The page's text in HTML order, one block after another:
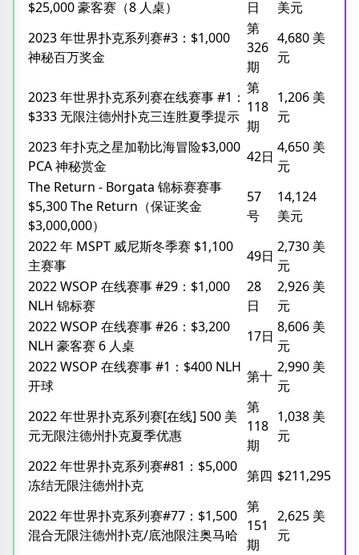
$25,000 豪客赛（8 人桌）
日
美元
2023 年世界扑克系列赛#3：$1,000
神秘百万奖金
第
326
期
4,680 美
元
2023 年世界扑克系列赛在线赛事 #1：
$333 无限注德州扑克三连胜夏季提示
第
118
期
1,206 美
元
2023 年扑克之星加勒比海冒险$3,000
PCA 神秘赏金
42日
4,650 美
元
The Return - Borgata 锦标赛赛事
$5,300 The Return（保证奖金
$3,000,000）
57
号
14,124
美元
2022 年 MSPT 威尼斯冬季赛 $1,100
主赛事
49日
2,730 美
元
2022 WSOP 在线赛事 #29：$1,000
NLH 锦标赛
28
日
2,926 美
元
2022 WSOP 在线赛事 #26：$3,200
NLH 豪客赛 6 人桌
17日
8,606 美
元
2022 WSOP 在线赛事 #1：$400 NLH
开球
第十
2,990 美
元
2022 年世界扑克系列赛[在线] 500 美
元无限注德州扑克夏季优惠
第
118
期
1,038 美
元
2022 年世界扑克系列赛#81：$5,000
冻结无限注德州扑克
第四 $211,295
2022 年世界扑克系列赛#77：$1,500
混合无限注德州扑克/底池限注奥马哈
第
151
期
2,625 美
元